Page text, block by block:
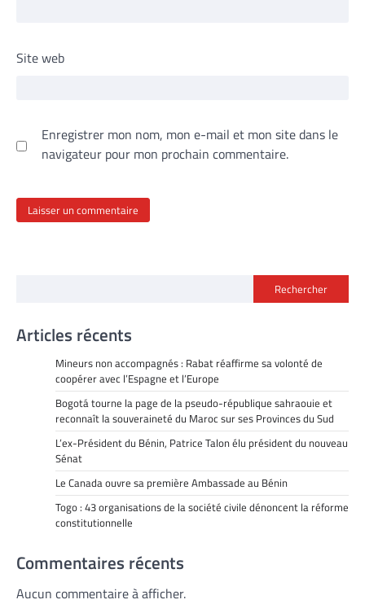
Site web
Enregistrer mon nom, mon e-mail et mon site dans le
navigateur pour mon prochain commentaire.
Rechercher
Articles récents
Mineurs non accompagnés : Rabat réaffirme sa volonté de
coopérer avec l’Espagne et l’Europe
Bogotá tourne la page de la pseudo-république sahraouie et
reconnaît la souveraineté du Maroc sur ses Provinces du Sud
L’ex-Président du Bénin, Patrice Talon élu président du nouveau
Sénat
Le Canada ouvre sa première Ambassade au Bénin
Togo : 43 organisations de la société civile dénoncent la réforme
constitutionnelle
Commentaires récents
Aucun commentaire à afficher.